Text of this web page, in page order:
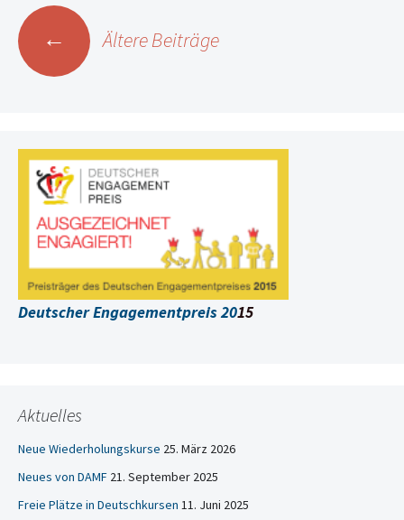
Beitragsnavigation
← Ältere Beiträge
Deutscher Engagementpreis 2015
Aktuelles
Neue Wiederholungskurse 25. März 2026
Neues von DAMF 21. September 2025
Freie Plätze in Deutschkursen 11. Juni 2025